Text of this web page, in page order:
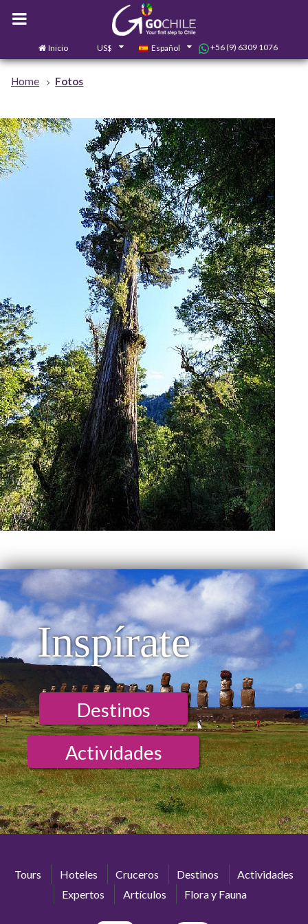
Inicio US$ Español +56 (9) 6309 1076
Home Fotos
Inspírate
Destinos
Actividades
Tours Hoteles Cruceros Destinos
Actividades
Expertos
Artículos Flora y Fauna